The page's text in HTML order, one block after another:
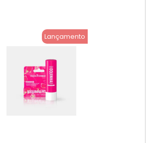
Lançamento